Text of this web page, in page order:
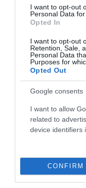
I want to opt-out
Personal Data
Opted In
I want to opt-out
Retention, Sale,
Personal Data
Purposes for
Opted Out
Google consents
I want to allow
related to
device identifiers
CONFIRM
Στην
πέντε
Η Εθνική ομάδα πόλο
του Παγκοσμίου
Παναθηναϊκού στη
23.07.2026 ΠΟΛΟ
ΤΕΛΕΥΤΑΙΑ